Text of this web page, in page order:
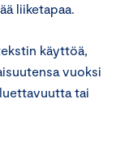
liiketapaa.
käyttöä,
vuoksi
tai